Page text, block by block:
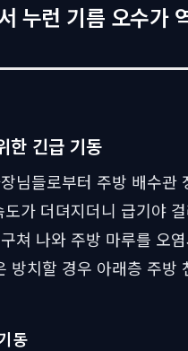
누런 기름 오수가
한 긴급 기동
님들로부터 주방 배수관
가 더뎌지더니 급기야
쳐 나와 주방 마루를 오
방치할 경우 아래층 주방
동